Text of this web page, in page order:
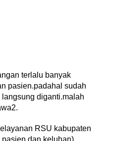
terlalu banyak
pasien.padahal sudah
diganti.malah
RSU kabupaten